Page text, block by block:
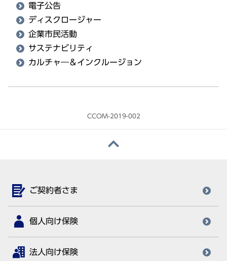
電子公告
ディスクロージャー
企業市民活動
サステナビリティ
カルチャ―＆インクルージョン
CCOM-2019-002
ご契約者さま
個人向け保険
法人向け保険